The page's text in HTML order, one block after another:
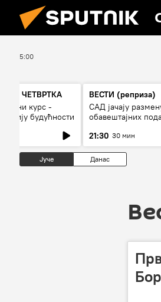
05:00
ДО ЧЕТВРТКА
војни курс -
будућности
ВЕСТИ (реприза)
САД јачају
обавештајних
21:30 30 мин
Јуче Данас